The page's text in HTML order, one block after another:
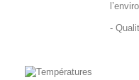
-